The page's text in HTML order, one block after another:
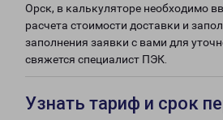
Орск, в калькуляторе необходимо
расчета стоимости доставки и
заполнения заявки с вами для
свяжется специалист ПЭК.
Узнать тариф и срок